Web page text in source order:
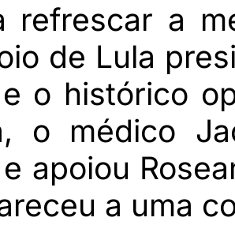
refrescar a
de Lula
o histórico
o médico
apoiou
a uma